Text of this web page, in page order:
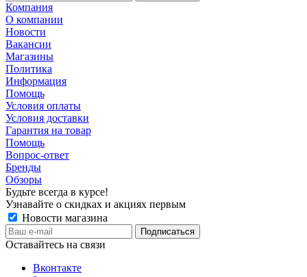
Компания
О компании
Новости
Вакансии
Магазины
Политика
Информация
Помощь
Условия оплаты
Условия доставки
Гарантия на товар
Помощь
Вопрос-ответ
Бренды
Обзоры
Будьте всегда в курсе!
Узнавайте о скидках и акциях первым
Новости магазина
Оставайтесь на связи
Вконтакте